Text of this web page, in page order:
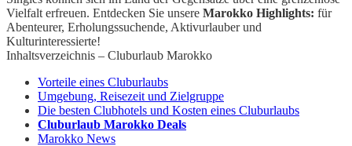
Vielfalt erfreuen. Entdecken Sie unsere Marokko Highlights: für
Abenteurer, Erholungssuchende, Aktivurlauber und
Kulturinteressierte!
Inhaltsverzeichnis – Cluburlaub Marokko
Vorteile eines Cluburlaubs
Umgebung, Reisezeit und Zielgruppe
Die besten Clubhotels und Kosten eines Cluburlaubs
Cluburlaub Marokko Deals
Marokko News